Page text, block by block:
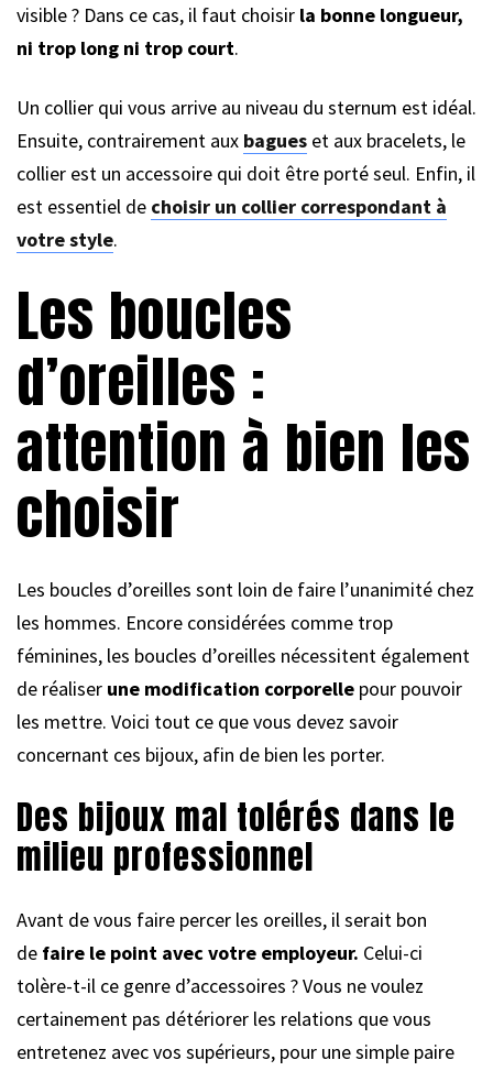
visible ? Dans ce cas, il faut choisir la bonne longueur,
ni trop long ni trop court.
Un collier qui vous arrive au niveau du sternum est idéal.
Ensuite, contrairement aux bagues et aux bracelets, le
collier est un accessoire qui doit être porté seul. Enfin, il
est essentiel de choisir un collier correspondant à
votre style.
Les boucles
d’oreilles :
attention à bien les
choisir
Les boucles d’oreilles sont loin de faire l’unanimité chez
les hommes. Encore considérées comme trop
féminines, les boucles d’oreilles nécessitent également
de réaliser une modification corporelle pour pouvoir
les mettre. Voici tout ce que vous devez savoir
concernant ces bijoux, afin de bien les porter.
Des bijoux mal tolérés dans le
milieu professionnel
Avant de vous faire percer les oreilles, il serait bon
de faire le point avec votre employeur. Celui-ci
tolère-t-il ce genre d’accessoires ? Vous ne voulez
certainement pas détériorer les relations que vous
entretenez avec vos supérieurs, pour une simple paire